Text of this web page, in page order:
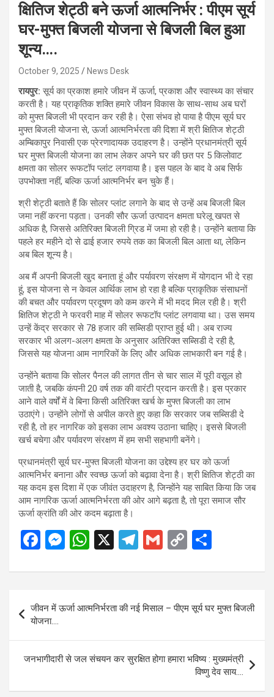
क्षितिज शेट्ठी बने ऊर्जा आत्मनिर्भर : पीएम सूर्य
घर-मुफ्त बिजली योजना से बिजली बिल हुआ
शून्य….
October 9, 2025 News Desk
रायपुर: सूर्य का प्रकाश हमारे जीवन में ऊर्जा, प्रकाश और स्वास्थ्य का संचार
करती है। यह प्राकृतिक शक्ति हमारे जीवन विकास के साथ-साथ अब घरों
को मुफ्त बिजली भी प्रदान कर रही है। ऐसा संभव हो पाया है पीएम सूर्य घर
मुफ्त बिजली योजना से, ऊर्जा आत्मनिर्भरता की दिशा में श्री क्षितिज शेट्ठी
अम्बिकापुर निवासी एक प्रेरणादायक उदाहरण है। उन्होंने प्रधानमंत्री सूर्य
घर मुफ्त बिजली योजना का लाभ लेकर अपने घर की छत पर 5 किलोवाट
क्षमता का सोलर रूफटॉप प्लांट लगवाया है। इस पहल के बाद वे अब सिर्फ
उपभोक्ता नहीं, बल्कि ऊर्जा आत्मनिर्भर बन चुके हैं।
श्री शेट्ठी बताते हैं कि सोलर प्लांट लगाने के बाद से उन्हें अब बिजली बिल
जमा नहीं करना पड़ता। उनकी सौर ऊर्जा उत्पादन क्षमता घरेलू खपत से
अधिक है, जिससे अतिरिक्त बिजली ग्रिड में जमा हो रही है। उन्होंने बताया कि
पहले हर महीने दो से ढाई हजार रुपये तक का बिजली बिल आता था, लेकिन
अब बिल शून्य है।
अब मैं अपनी बिजली खुद बनाता हूं और पर्यावरण संरक्षण में योगदान भी दे रहा
हूं, इस योजना से न केवल आर्थिक लाभ हो रहा है बल्कि प्राकृतिक संसाधनों
की बचत और पर्यावरण प्रदूषण को कम करने में भी मदद मिल रही है। श्री
क्षितिज शेट्ठी ने फरवरी माह में सोलर रूफटॉप प्लांट लगवाया था। उस समय
उन्हें केंद्र सरकार से 78 हजार की सब्सिडी प्राप्त हुई थी। अब राज्य
सरकार भी अलग-अलग क्षमता के अनुसार अतिरिक्त सब्सिडी दे रही है,
जिससे यह योजना आम नागरिकों के लिए और अधिक लाभकारी बन गई है।
उन्होंने बताया कि सोलर पैनल की लागत तीन से चार साल में पूरी वसूल हो
जाती है, जबकि कंपनी 20 वर्ष तक की वारंटी प्रदान करती है। इस प्रकार
आने वाले वर्षों में वे बिना किसी अतिरिक्त खर्च के मुफ्त बिजली का लाभ
उठाएंगे। उन्होंने लोगों से अपील करते हुए कहा कि सरकार जब सब्सिडी दे
रही है, तो हर नागरिक को इसका लाभ अवश्य उठाना चाहिए। इससे बिजली
खर्च बचेगा और पर्यावरण संरक्षण में हम सभी सहभागी बनेंगे।
प्रधानमंत्री सूर्य घर-मुफ्त बिजली योजना का उद्देश्य हर घर को ऊर्जा
आत्मनिर्भर बनाना और स्वच्छ ऊर्जा को बढ़ावा देना है। श्री क्षितिज शेट्ठी का
यह कदम इस दिशा में एक जीवंत उदाहरण है, जिन्होंने यह साबित किया कि जब
आम नागरिक ऊर्जा आत्मनिर्भरता की ओर आगे बढ़ता है, तो पूरा समाज सौर
ऊर्जा क्रांति की ओर कदम बढ़ाता है।
F
ce
o
o
k
M
se
n
g
er
W
at
s
A
p
p
X
T
e
gr
a
m
G
ail
C
py
Li
n
k
ar
Post
navigation
जीवन में ऊर्जा आत्मनिर्भरता की नई मिसाल – पीएम सूर्य घर मुफ्त बिजली
योजना….
जनभागीदारी से जल संचयन कर सुरक्षित होगा हमारा भविष्य : मुख्यमंत्री
विष्णु देव साय….